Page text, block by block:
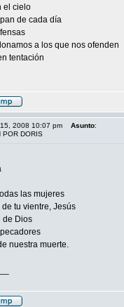
el cielo
de cada día
a los que nos ofenden
tentación
2008 10:07 pm Asunto:
POR DORIS
las mujeres
tu vientre, Jesús
de Dios
nuestra muerte.